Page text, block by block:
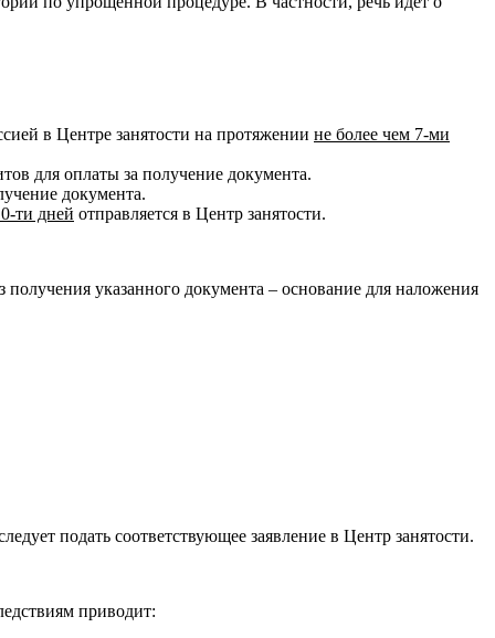
в Центре занятости на протяжении не более чем 7-ми
для оплаты за получение документа.
документа.
ти дней отправляется в Центр занятости.
указанного документа – основание для наложения
подать соответствующее заявление в Центр занятости.
приводит: